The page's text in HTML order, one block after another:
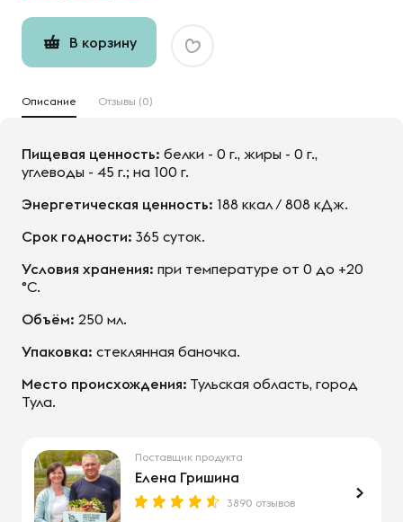
В корзину
Описание Отзывы (0)
Пищевая ценность: белки - 0 г., жиры - 0 г.,
углеводы - 45 г.; на 100 г.
Энергетическая ценность: 188 ккал / 808 кДж.
Срок годности: 365 суток.
Условия хранения: при температуре от 0 до +20
°С.
Объём: 250 мл.
Упаковка: стеклянная баночка.
Место происхождения: Тульская область, город
Тула.
Поставщик продукта
Елена Гришина
3890 отзывов